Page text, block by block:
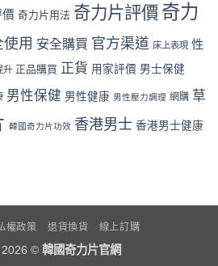
奇力片用法 奇力片評價 奇力
使用 安全購買 官方渠道 床上表現 性
升 正品購買 正貨 用家評價 男士保健
男性保健 男性健康 男性壓力調理 網購 草
韓國奇力片功效 香港男士 香港男士健康
權政策 退貨換貨 線上訂購
2026 © 韓國奇力片官網